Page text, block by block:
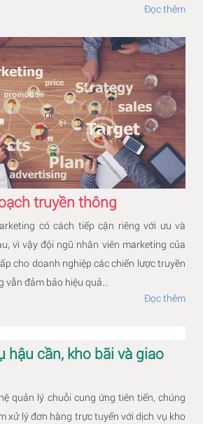
Đọc thêm
truyền thông
có cách tiếp cận riêng với ưu và
vì vậy đội ngũ nhân viên marketing của
cho doanh nghiệp các chiến lược truyền
vẫn đảm bảo hiệu quả...
Đọc thêm
hậu cần, kho bãi và giao
quản lý chuỗi cung ứng tiên tiến, chúng
xử lý đơn hàng trực tuyến với dịch vụ kho